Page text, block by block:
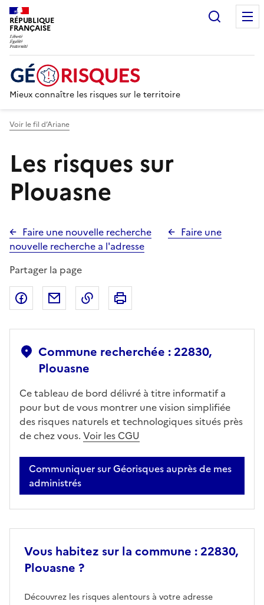
RÉPUBLIQUE
FRANÇAISE
Mieux connaître les risques sur le territoire
Voir le fil d’Ariane
Les risques sur
Plouasne
Faire une nouvelle recherche
Faire une
nouvelle recherche a l'adresse
Partager la page
Partager sur Facebook
Partager par emailCopier dans le presse-papier
Commune recherchée : 22830,
Plouasne
Ce tableau de bord délivré à titre informatif a
pour but de vous montrer une vision simplifiée
des risques naturels et technologiques situés près
de chez vous. Voir les CGU
Communiquer sur Géorisques auprès de mes
administrés
Vous habitez sur la commune : 22830,
Plouasne ?
Découvrez les risques alentours à votre adresse